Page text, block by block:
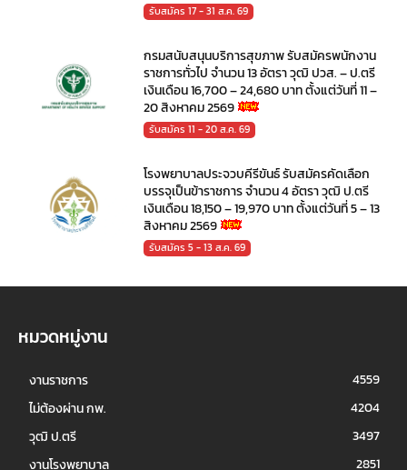
รับสมัคร 17 - 31 ส.ค. 69
กรมสนับสนุนบริการสุขภาพ รับสมัครพนักงาน
ราชการทั่วไป จำนวน 13 อัตรา วุฒิ ปวส. – ป.ตรี
เงินเดือน 16,700 – 24,680 บาท ตั้งแต่วันที่ 11 –
20 สิงหาคม 2569
รับสมัคร 11 - 20 ส.ค. 69
โรงพยาบาลประจวบคีรีขันธ์ รับสมัครคัดเลือก
บรรจุเป็นข้าราชการ จำนวน 4 อัตรา วุฒิ ป.ตรี
เงินเดือน 18,150 – 19,970 บาท ตั้งแต่วันที่ 5 – 13
สิงหาคม 2569
รับสมัคร 5 - 13 ส.ค. 69
หมวดหมู่งาน
งานราชการ
4559
ไม่ต้องผ่าน กพ.
4204
วุฒิ ป.ตรี
3497
งานโรงพยาบาล
2851